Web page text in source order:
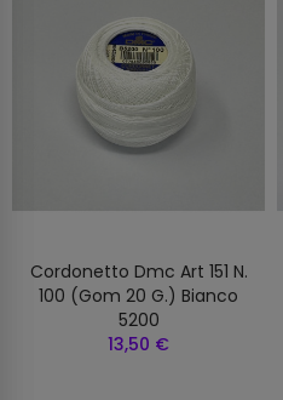
Cordonetto Dmc Art 151 N.
100 (gom 20 G.) Bianco
5200
13,50 €